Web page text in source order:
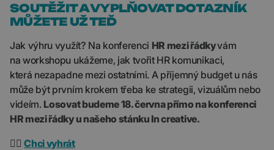
SOUTĚŽIT A VYPLŇOVAT DOTAZNÍK
MŮŽETE UŽ TEĎ
Jak výhru využít? Na konferenci HR mezi řádkyvám
na workshopu ukážeme, jak tvořit HR komunikaci,
která nezapadne mezi ostatními. A příjemný budget u nás
může být prvním krokem třeba ke strategii, vizuálům nebo
videím. Losovat budeme 18. června přímo na konferenci
HR mezi řádky u našeho stánku In creative.
👉🏼Chci vyhrát